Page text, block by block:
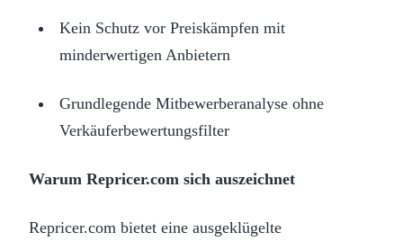
Kein Schutz vor Preiskämpfen mit
minderwertigen Anbietern
Grundlegende Mitbewerberanalyse ohne
Verkäuferbewertungsfilter
Warum Repricer.com sich auszeichnet
Repricer.com bietet eine ausgeklügelte